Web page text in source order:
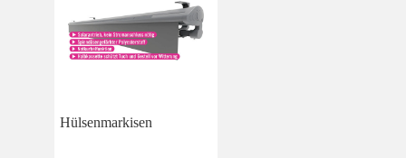
Hülsenmarkisen